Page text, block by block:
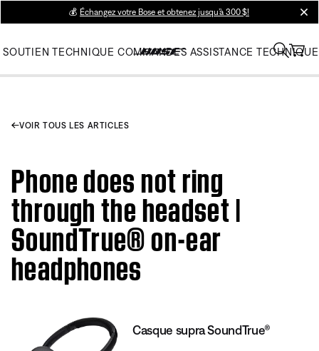
💰 Échangez votre Bose et obtenez jusqu’à 300 $!
SOUTIEN TECHNIQUE COMMANDES ASSISTANCE TECHNIQUE
VOIR TOUS LES ARTICLES
Phone does not ring
through the headset |
SoundTrue® on-ear
headphones
Casque supra SoundTrue®